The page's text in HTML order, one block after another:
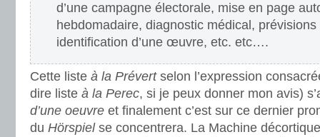
d’une campagne électorale, mise en page
hebdomadaire, diagnostic médical,
identification d’une œuvre, etc. etc….
Cette liste à la Prévertselon l’expression
dire liste à la Perec, si je peux donner mon avis)
d’une oeuvre et finalement c’est sur ce dernier
du Hörspielse concentrera. La Machine